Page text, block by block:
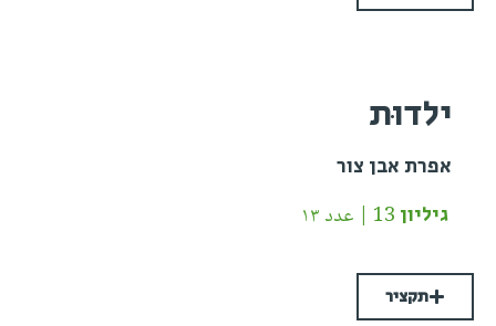
ילדוּת
אפרת אבן צור
גיליון 13 | عدد ١٣
תקציר